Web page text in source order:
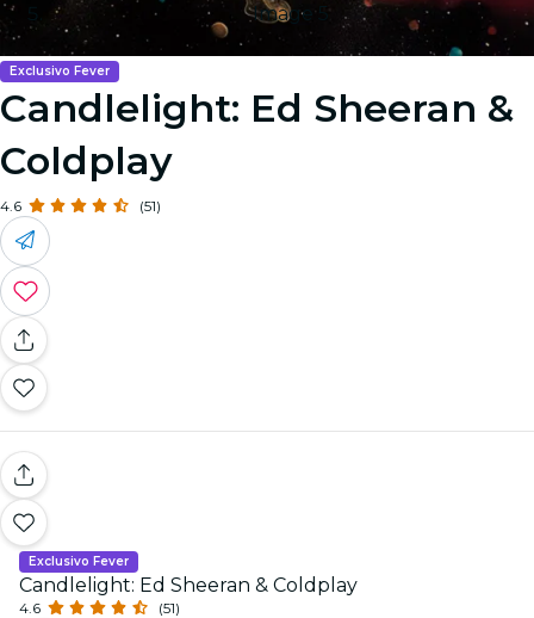
Image 5
Exclusivo Fever
Candlelight: Ed Sheeran &
Coldplay
4.6 (51)
Exclusivo Fever
Candlelight: Ed Sheeran & Coldplay
4.6 (51)